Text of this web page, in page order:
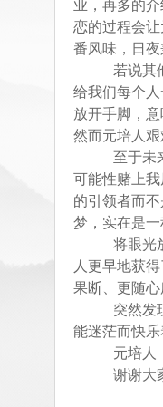
业，再多的
恋的过程会
番风味，日夜
若说其
给我们每个
放开手脚，
然而元培人
至于未
可能性赌上
的引领者而
梦，实在是一
将眼光
人更早地获
果断、更随
突然发
能迷茫而快乐
元培人
谢谢大